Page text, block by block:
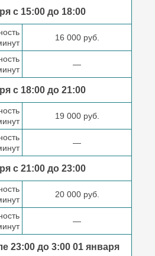
с 15:00 до 18:00
16 000 руб.
—
с 18:00 до 21:00
19 000 руб.
—
с 21:00 до 23:00
20 000 руб.
—
23:00 до 3:0001 января